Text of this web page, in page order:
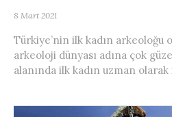
8 Mart 2021
Türkiye’nin ilk kadın arkeoloğu
arkeoloji dünyası adına çok
alanında ilk kadın uzman